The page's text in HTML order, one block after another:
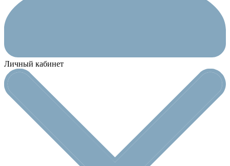
Личный кабинет